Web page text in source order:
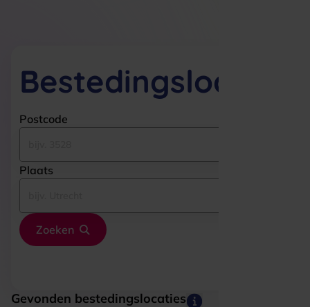
Bestedingslocaties
Postcode
Plaats
Zoeken
Gevonden bestedingslocaties